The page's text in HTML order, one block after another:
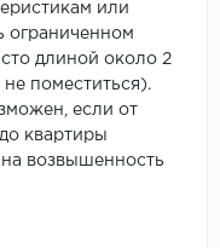
или
ограниченном
длиной около 2
поместиться).
если от
квартиры
возвышенность